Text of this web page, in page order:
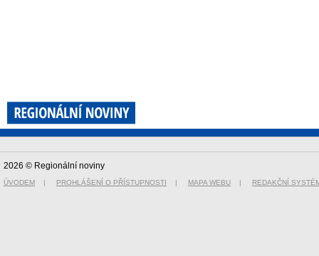
2026 © Regionální noviny
ÚVODEM | PROHLÁŠENÍ O PŘÍSTUPNOSTI | MAPA WEBU | REDAKČNÍ